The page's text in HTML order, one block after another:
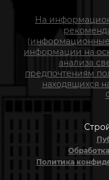
На
(информационные
информации на
анализа
предпочтениям
находящихся
Политика